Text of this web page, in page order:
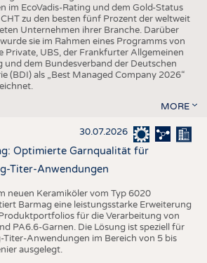
im EcoVadis-Rating und dem Gold-Status
zu den besten fünf Prozent der weltweit
Unternehmen ihrer Branche. Darüber
sie im Rahmen eines Programms von
Private, UBS, der Frankfurter Allgemeinen
und dem Bundesverband der Deutschen
(BDI) als „Best Managed Company 2026“
MORE
30.07.2026
Optimierte Garnqualität für
Titer-Anwendungen
neuen Keramiköler vom Typ 6020
Barmag eine leistungsstarke Erweiterung
für die Verarbeitung von
PA6.6-Garnen. Die Lösung ist speziell für
Titer-Anwendungen im Bereich von 5 bis
ausgelegt.